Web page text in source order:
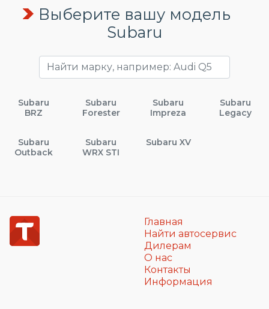
Выберите вашу модель
Subaru
Subaru
BRZ
Subaru
Forester
Subaru
Impreza
Subaru
Legacy
Subaru
Outback
Subaru
WRX STI
Subaru XV
Главная
Найти автосервис
Дилерам
О нас
Контакты
Информация